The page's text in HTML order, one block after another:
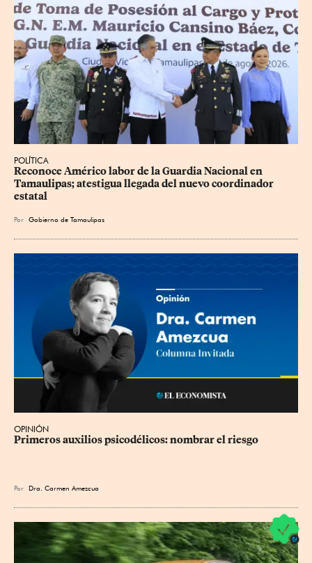
POLÍTICA
Reconoce Américo labor de la Guardia Nacional en
Tamaulipas; atestigua llegada del nuevo coordinador
estatal
Por Gobierno de Tamaulipas
OPINIÓN
Primeros auxilios psicodélicos: nombrar el riesgo
Por Dra. Carmen Amezcua